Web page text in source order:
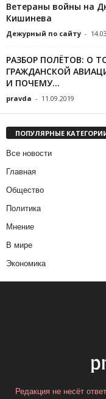
Ветераны войны на
Кишинева
Дежурный по сайту -
РАЗБОР ПОЛЁТОВ: О
ГРАЖДАНСКОЙ
И ПОЧЕМУ...
pravda - 11.09.2019
ПОПУЛЯРНЫЕ
Все новости
Главная
Общество
Политика
Мнение
В мире
Экономика
Редакция не несёт